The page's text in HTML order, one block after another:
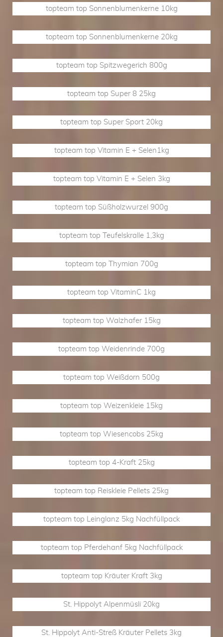
topteam top Sonnenblumenkerne 10kg
topteam top Sonnenblumenkerne 20kg
topteam top Spitzwegerich 800g
topteam top Super 8 25kg
topteam top Super Sport 20kg
topteam top Vitamin E + Selen1kg
topteam top Vitamin E + Selen 3kg
topteam top Süßholzwurzel 900g
topteam top Teufelskralle 1,3kg
topteam top Thymian 700g
topteam top VitaminC 1kg
topteam top Walzhafer 15kg
topteam top Weidenrinde 700g
topteam top Weißdorn 500g
topteam top Weizenkleie 15kg
topteam top Wiesencobs 25kg
topteam top 4-Kraft 25kg
topteam top Reiskleie Pellets 25kg
topteam top Leinglanz 5kg Nachfüllpack
topteam top Pferdehanf 5kg Nachfüllpack
topteam top Kräuter Kraft 3kg
St. Hippolyt Alpenmüsli 20kg
St. Hippolyt Anti-Streß Kräuter Pellets 3kg